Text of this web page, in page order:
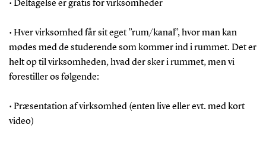
• Deltagelse er gratis for virksomheder
• Hver virksomhed får sit eget ”rum/kanal”, hvor man kan
mødes med de studerende som kommer ind i rummet. Det er
helt op til virksomheden, hvad der sker i rummet, men vi
forestiller os følgende:
• Præsentation af virksomhed (enten live eller evt. med kort
video)